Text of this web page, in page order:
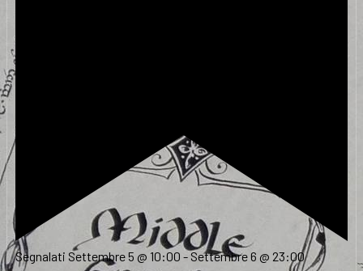
Segnalati Settembre 5 @ 10:00 -Settembre 6 @ 23:00